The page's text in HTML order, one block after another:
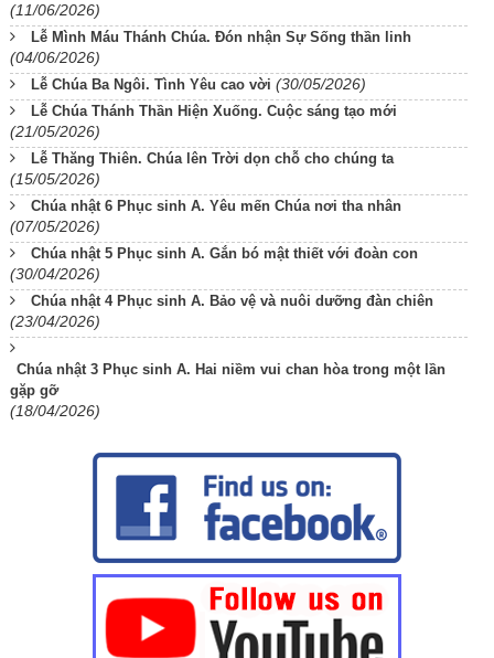
(11/06/2026)
Lễ Mình Máu Thánh Chúa. Đón nhận Sự Sống thần linh
(04/06/2026)
Lễ Chúa Ba Ngôi. Tình Yêu cao vời (30/05/2026)
Lễ Chúa Thánh Thần Hiện Xuống. Cuộc sáng tạo mới
(21/05/2026)
Lễ Thăng Thiên. Chúa lên Trời dọn chỗ cho chúng ta
(15/05/2026)
Chúa nhật 6 Phục sinh A. Yêu mến Chúa nơi tha nhân
(07/05/2026)
Chúa nhật 5 Phục sinh A. Gắn bó mật thiết với đoàn con
(30/04/2026)
Chúa nhật 4 Phục sinh A. Bảo vệ và nuôi dưỡng đàn chiên
(23/04/2026)
Chúa nhật 3 Phục sinh A. Hai niềm vui chan hòa trong một lần
gặp gỡ
(18/04/2026)